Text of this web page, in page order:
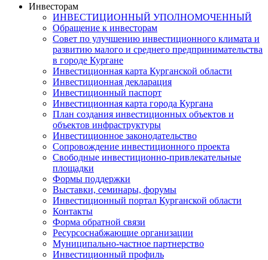
Инвесторам
ИНВЕСТИЦИОННЫЙ УПОЛНОМОЧЕННЫЙ
Обращение к инвесторам
Совет по улучшению инвестиционного климата и
развитию малого и среднего предпринимательства
в городе Кургане
Инвестиционная карта Курганской области
Инвестиционная декларация
Инвестиционный паспорт
Инвестиционная карта города Кургана
План создания инвестиционных объектов и
объектов инфраструктуры
Инвестиционное законодательство
Сопровождение инвестиционного проекта
Свободные инвестиционно-привлекательные
площадки
Формы поддержки
Выставки, семинары, форумы
Инвестиционный портал Курганской области
Контакты
Форма обратной связи
Ресурсоснабжающие организации
Муниципально-частное партнерство
Инвестиционный профиль